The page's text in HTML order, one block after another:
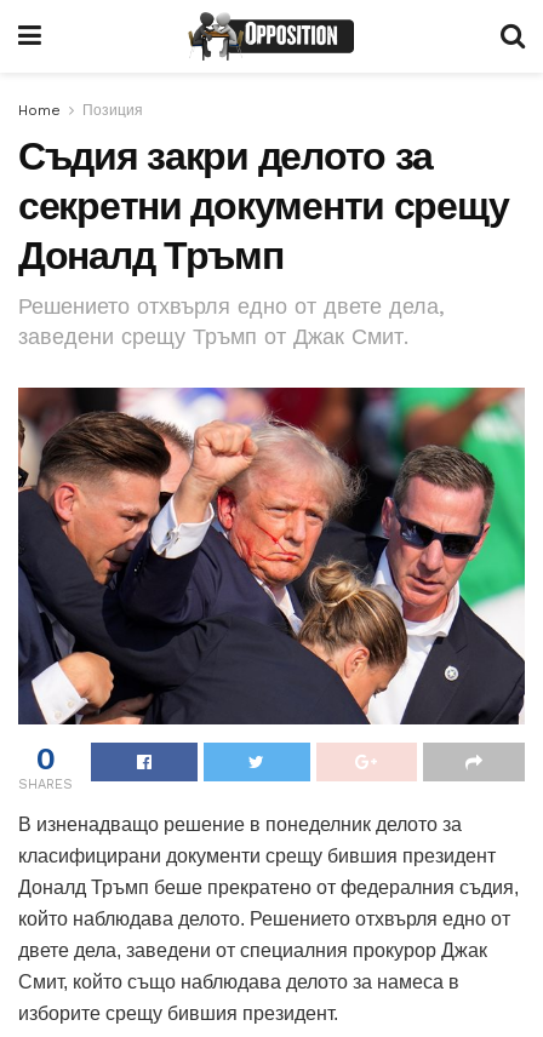
Home Позиция
Съдия закри делото за
секретни документи срещу
Доналд Тръмп
Решението отхвърля едно от двете дела,
заведени срещу Тръмп от Джак Смит.
0
SHARES
В изненадващо решение в понеделник делото за
класифицирани документи срещу бившия президент
Доналд Тръмп беше прекратено от федералния съдия,
който наблюдава делото. Решението отхвърля едно от
двете дела, заведени от специалния прокурор Джак
Смит, който също наблюдава делото за намеса в
изборите срещу бившия президент.